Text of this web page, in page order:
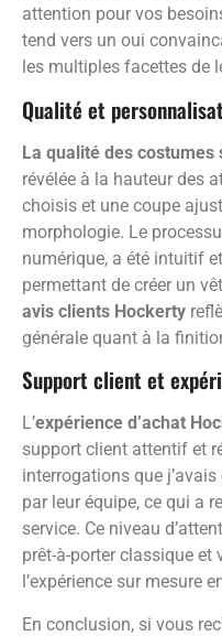
attention pour vos
tend vers un oui
les multiples facettes de
Qualité et
La qualité des
révélée à la hauteur des
choisis et une coupe
morphologie. Le
numérique, a été intuitif
permettant de créer un
avis clients Hockerty
générale quant à la
Support client et
L’expérience d’achat
support client attentif et
interrogations que
par leur équipe, ce qui a
service. Ce niveau
prêt-à-porter classique et
l’expérience sur mesure
En conclusion, si vous